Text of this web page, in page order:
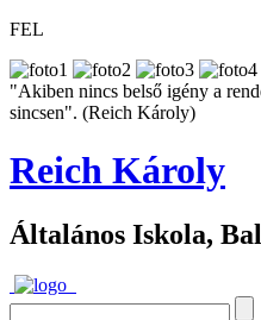
FEL
"Akiben nincs belső igény a
sincsen". (Reich Károly)
Reich Károly
Általános Iskola,